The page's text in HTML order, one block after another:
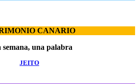
CANARIO
semana, una palabra
JEITO